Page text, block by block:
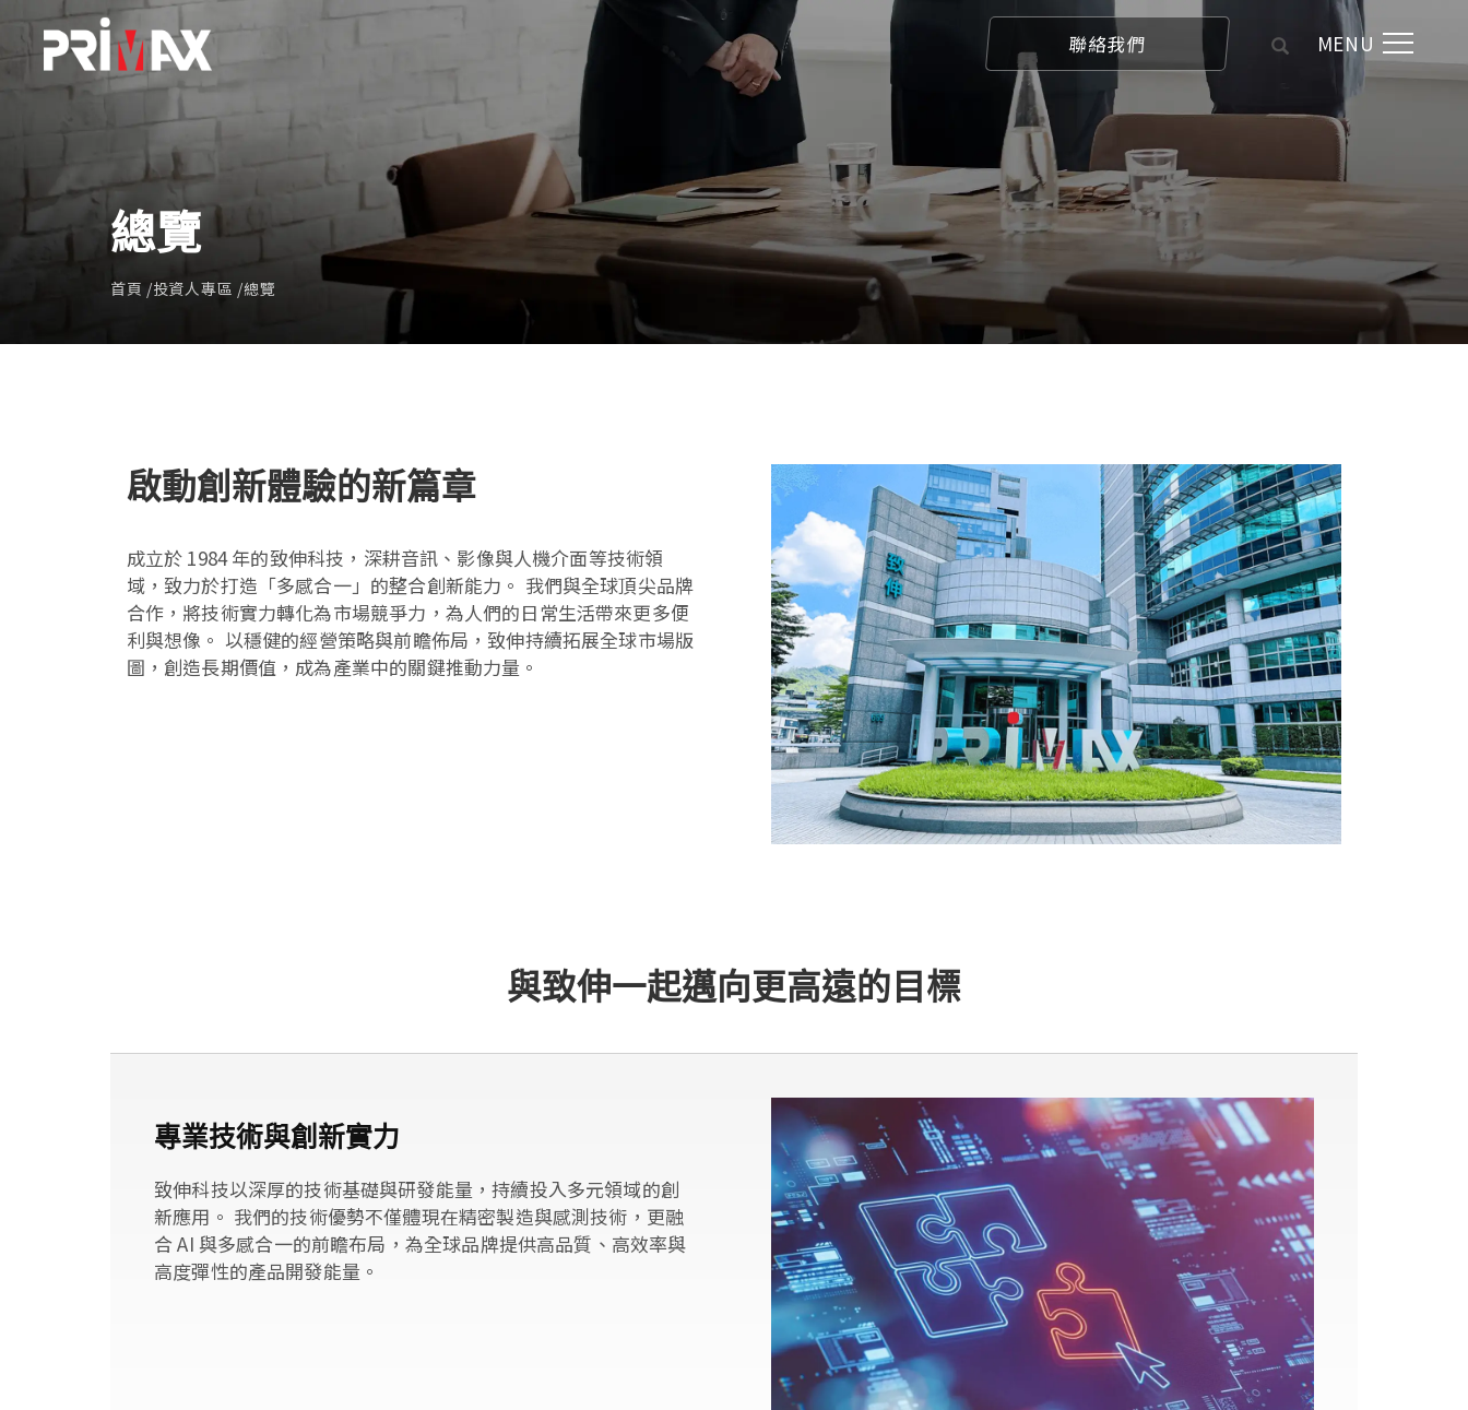
聯絡我們 MENU
總覽
首頁 投資人專區 總覽
啟動創新體驗的新篇章
成立於 1984 年的致伸科技，深耕音訊、影像與人機介面等技術領
域，致力於打造「多感合一」的整合創新能力。 我們與全球頂尖品牌
合作，將技術實力轉化為市場競爭力，為人們的日常生活帶來更多便
利與想像。 以穩健的經營策略與前瞻佈局，致伸持續拓展全球市場版
圖，創造長期價值，成為產業中的關鍵推動力量。
與致伸一起邁向更高遠的目標
專業技術與創新實力
致伸科技以深厚的技術基礎與研發能量，持續投入多元領域的創
新應用。 我們的技術優勢不僅體現在精密製造與感測技術，更融
合 AI 與多感合一的前瞻布局，為全球品牌提供高品質、高效率與
高度彈性的產品開發能量。